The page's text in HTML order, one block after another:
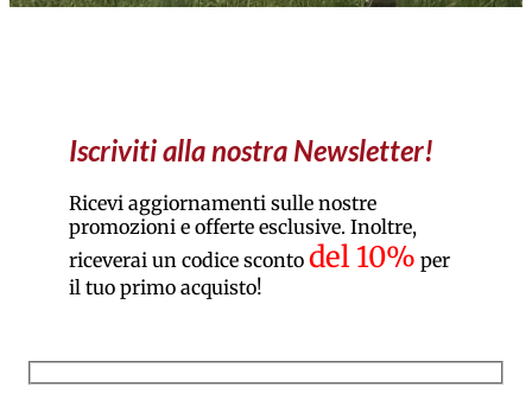
Iscriviti alla nostra Newsletter!
Ricevi aggiornamenti sulle nostre
promozioni e offerte esclusive. Inoltre,
riceverai un codice sconto del 10% per
il tuo primo acquisto!